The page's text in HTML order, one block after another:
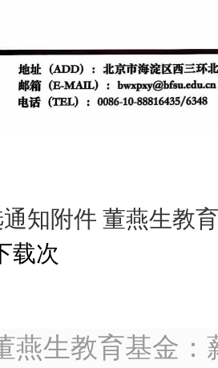
知附件 董燕生教
载次
燕生教育基金：